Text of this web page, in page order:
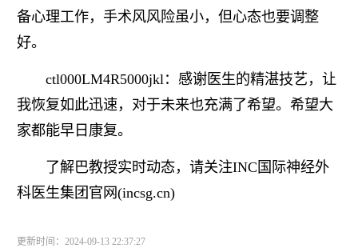
备心理工作，手术风风险虽小，但心态也要调整
好。
ctl000LM4R5000jkl：感谢医生的精湛技艺，让
我恢复如此迅速，对于未来也充满了希望。希望大
家都能早日康复。
了解巴教授实时动态，请关注INC国际神经外
科医生集团官网(incsg.cn)
更新时间：2024-09-13 22:37:27